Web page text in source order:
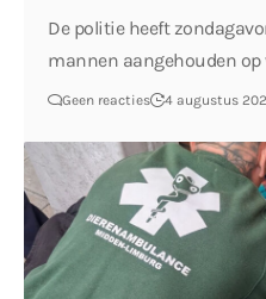
De politie heeft
mannen aangehouden
Geen reacties 4 augustus